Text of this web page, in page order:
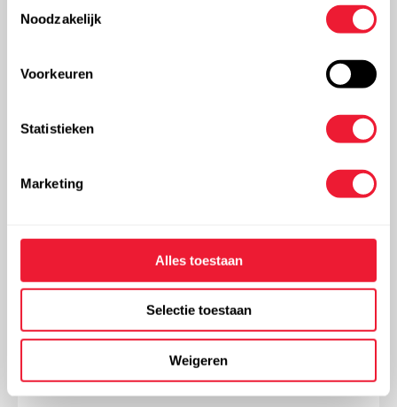
Noodzakelijk
Voorkeuren
Statistieken
Marketing
Alles toestaan
Selectie toestaan
Weigeren
Bedrijf:(optioneel)
Postcode: